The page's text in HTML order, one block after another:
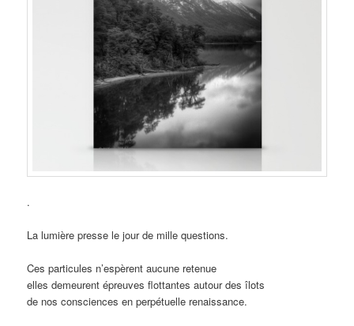
.
La lumière presse le jour de mille questions.
Ces particules n’espèrent aucune retenue
elles demeurent épreuves flottantes autour des îlots
de nos consciences en perpétuelle renaissance.